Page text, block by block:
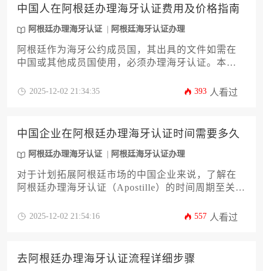
中国人在阿根廷办理海牙认证费用及价格指南
阿根廷办理海牙认证 阿根廷海牙认证办理
阿根廷作为海牙公约成员国，其出具的文件如需在
中国或其他成员国使用，必须办理海牙认证。本文
的办理流程、费用构成、时间周期及常见陷阱，并
在风险，确保商业活动顺利推进。
2025-12-02 21:34:35 393 人看过
中国企业在阿根廷办理海牙认证时间需要多久
阿根廷办理海牙认证 阿根廷海牙认证办理
对于计划拓展阿根廷市场的中国企业来说，了解在
阿根廷办理海牙认证（Apostille）的时间周期至关重
生效节奏。整个流程并非单一环节，其耗时受到文
提供一套切实可行的优化策略，帮助企业主或高管
精准掌控时间，确保商业活动顺利推进。阿根廷办
2025-12-02 21:54:16 557 人看过
去阿根廷办理海牙认证流程详细步骤